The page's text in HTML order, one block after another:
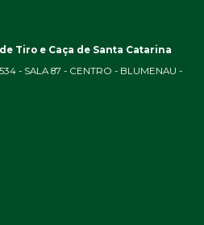
Tiro e Caça de Santa Catarina
- SALA 87 - CENTRO - BLUMENAU -